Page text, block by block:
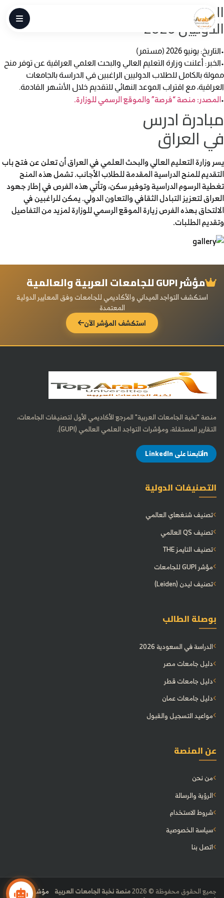
العراق: منح ممولة بالكامل للطلاب
الدوليين 2026
•التاريخ: يونيو 2026 (مستمر)
•الخبر: أعلنت وزارة التعليم العالي والبحث العلمي العراقية عن توفر منح
ممولة بالكامل للطلاب الدوليين الراغبين في الدراسة بالجامعات
العراقية، مع اقتراب الموعد النهائي للتقديم خلال الأشهر القادمة.
•المصدر:منصة “فرصة” والموقع الرسمي للوزارة.
مبادرةادرس
في العراق
يسر وزارة التعليم العالي والبحث العلمي في العراق أن تعلن عن فتح باب
التقديم للمنح الدراسية المقدمة للطلاب الأجانب. تشمل هذه المنح
تغطية الرسوم الدراسية وتوفير سكن، وتأتي هذه الفرص في إطار جهود
العراق لتعزيز التبادل الثقافي والتعاون الدولي. يمكن للراغبين في
الالتحاق بهذه الفرص زيارة الموقع الرسمي للوزارة لمزيد من التفاصيل
وتقديم الطلبات.
مؤشر GUPI للجامعات العربية والعالمية
استكشف التواجد الميداني والأكاديمي للجامعات وفق المعايير الدولية
المعتمدة
استكشف المؤشر الآن
منصة "نخبة الجامعات العربية" المرجع الأكاديمي الأول لتصنيفات الجامعات،
التقارير المستقلة، ومؤشرات التواجد العلمي العالمي (GUPI).
تابعنا على LinkedIn
التصنيفات الدولية
تصنيف شنغهاي العالمي
تصنيف QS العالمي
تصنيف التايمز THE
مؤشر GUPI للجامعات
تصنيف ليدن (Leiden)
بوصلة الطالب
الدراسة في السعودية 2026
دليل جامعات مصر
دليل جامعات قطر
دليل جامعات عمان
مواعيد التسجيل والقبول
عن المنصة
من نحن
الرؤية والرسالة
شروط الاستخدام
سياسة الخصوصية
اتصل بنا
جميع الحقوق محفوظة © 2026
منصة نخبة الجامعات العربية مؤشر